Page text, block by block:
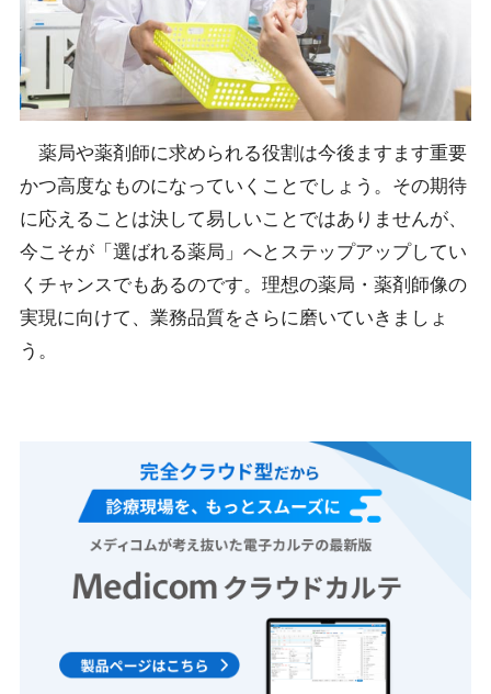
薬局や薬剤師に求められる役割は今後ますます重要
かつ高度なものになっていくことでしょう。その期待
に応えることは決して易しいことではありませんが、
今こそが「選ばれる薬局」へとステップアップしてい
くチャンスでもあるのです。理想の薬局・薬剤師像の
実現に向けて、業務品質をさらに磨いていきましょ
う。